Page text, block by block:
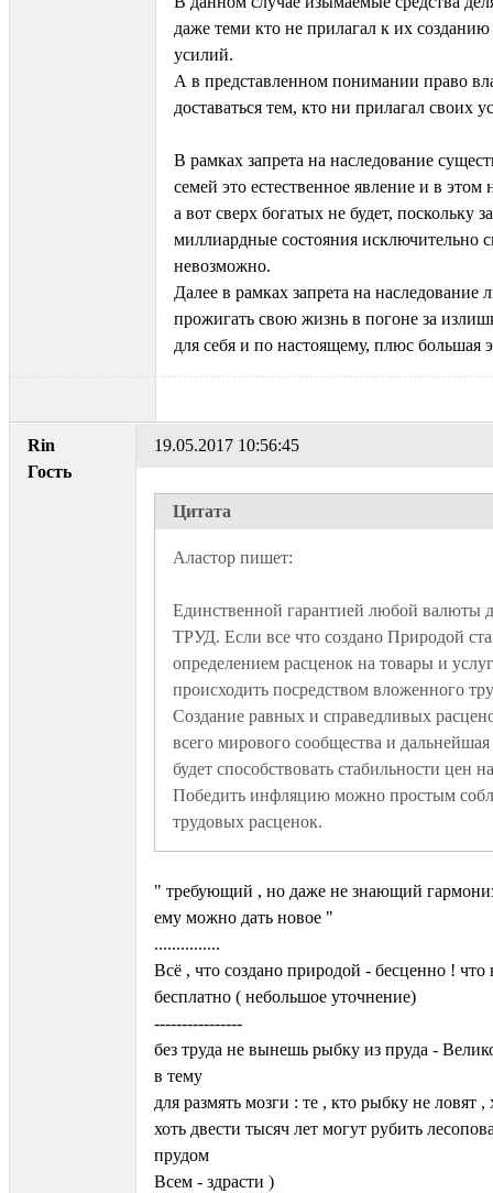
даже теми кто не прилагал к их
усилий.
А в представленном понимании право
доставаться тем, кто ни прилагал своих
В рамках запрета на наследование
семей это естественное явление и в этом
а вот сверх богатых не будет, поскольку
миллиардные состояния исключительно
невозможно.
Далее в рамках запрета на наследование
прожигать свою жизнь в погоне за
для себя и по настоящему, плюс большая
Rin
Гость
19.05.2017 10:56:45
Цитата
Единственной гарантией любой валюты
ТРУД. Если все что создано Природой
определением расценок на товары и
происходить посредством вложенного
Создание равных и справедливых
всего мирового сообщества и
будет способствовать стабильности цен
Победить инфляцию можно простым
трудовых расценок.
" требующий , но даже не знающий
ему можно дать новое "
...............
Всё , что создано природой - бесценно ! что
бесплатно ( небольшое уточнение)
----------------
без труда не вынешь рыбку из пруда -
в тему
для размять мозги : те , кто рыбку не ловят ,
хоть двести тысяч лет могут рубить
прудом
Всем - здрасти )